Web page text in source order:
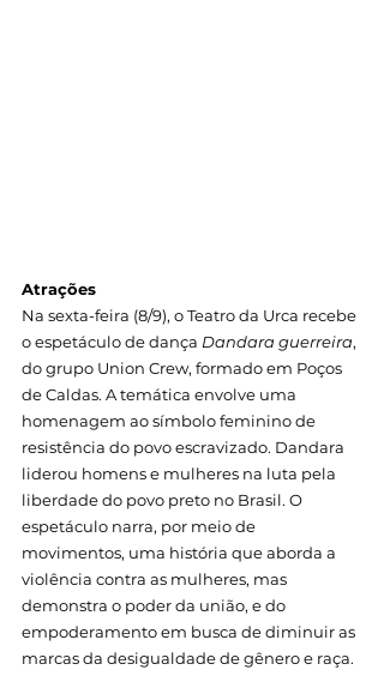
Atrações
Na sexta-feira (8/9), o Teatro da Urca recebe
o espetáculo de dança Dandara guerreira,
do grupo Union Crew, formado em Poços
de Caldas. A temática envolve uma
homenagem ao símbolo feminino de
resistência do povo escravizado. Dandara
liderou homens e mulheres na luta pela
liberdade do povo preto no Brasil. O
espetáculo narra, por meio de
movimentos, uma história que aborda a
violência contra as mulheres, mas
demonstra o poder da união, e do
empoderamento em busca de diminuir as
marcas da desigualdade de gênero e raça.